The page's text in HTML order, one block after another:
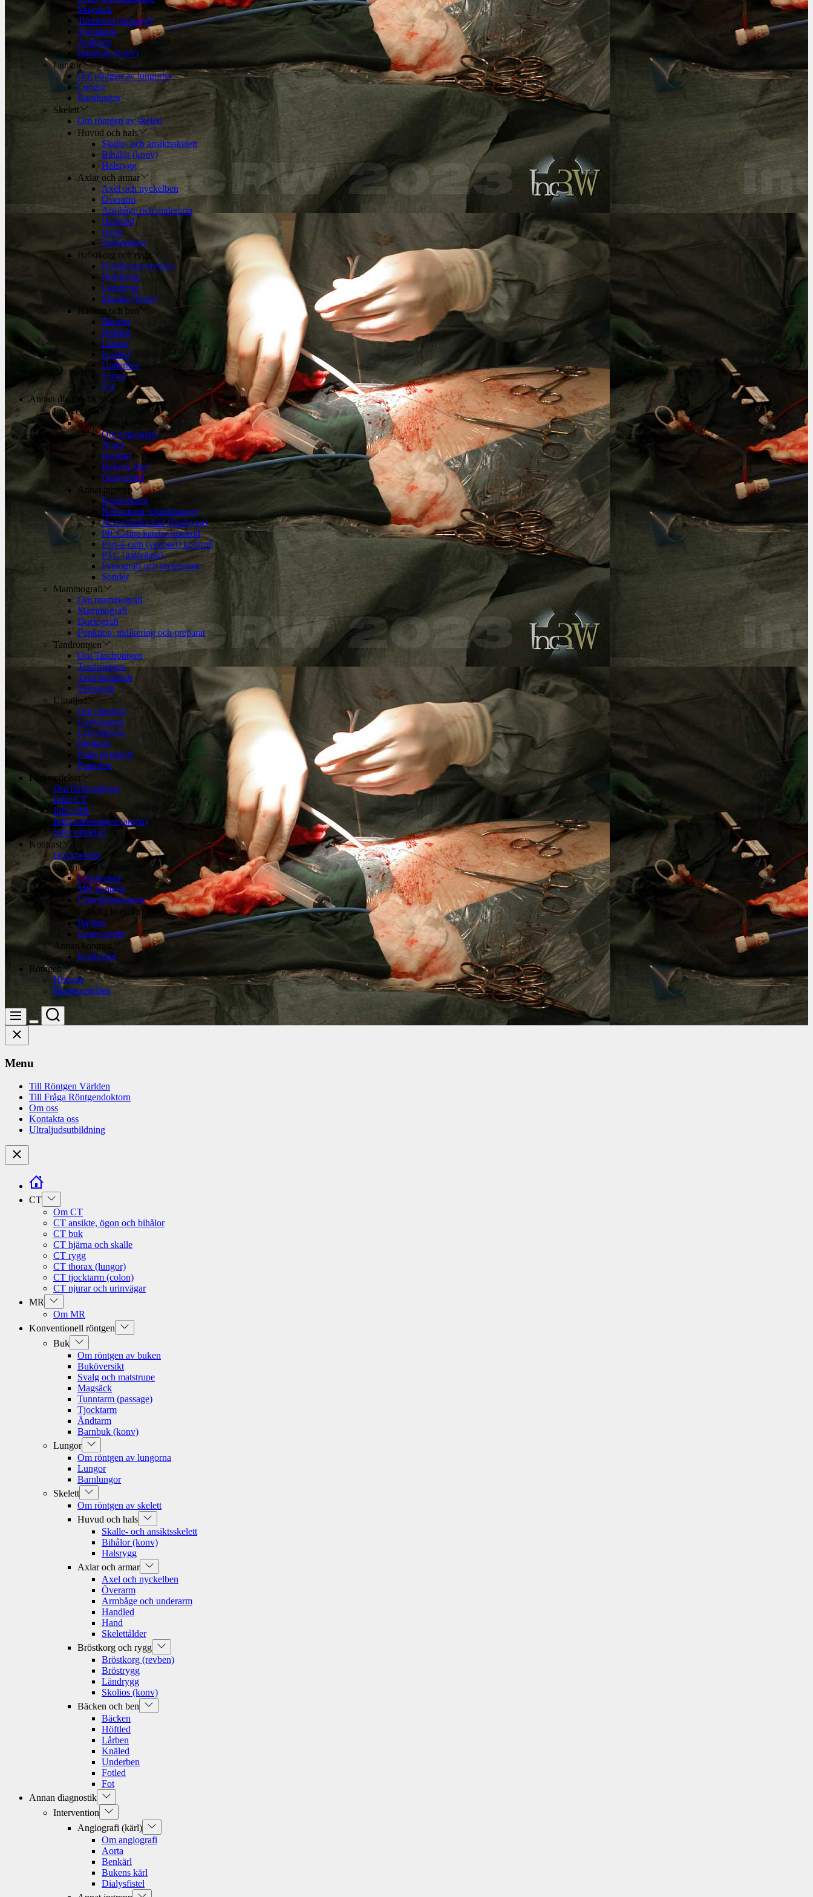
Magsäck
Tunntarm (passage)
Tjocktarm
Ändtarm
Barnbuk (konv)
Lungor
Om röntgen av lungorna
Lungor
Barnlungor
Skelett
Om röntgen av skelett
Huvud och hals
Skalle- och ansiktsskelett
Bihålor (konv)
Halsrygg
Axlar och armar
Axel och nyckelben
Överarm
Armbåge och underarm
Handled
Hand
Skelettålder
Bröstkorg och rygg
Bröstkorg (revben)
Bröstrygg
Ländrygg
Skolios (konv)
Bäcken och ben
Bäcken
Höftled
Lårben
Knäled
Underben
Fotled
Fot
Annan diagnostik
Intervention
Angiografi (kärl)
Om angiografi
Aorta
Benkärl
Bukens kärl
Dialysfistel
Annat ingrepp
Gastrostomi
Nefrostomi (njurdränage)
Nervrotsblockad (ländrygg)
PICC-line kateter kontroll
Port-á-cath (venport) kontroll
PTC (gallvägar)
Pyelografi och ureterstent
Sonder
Mammografi
Om mammografi
Mammografi
Ductografi
Punktion, indikering och preparat
Tandröntgen
Om Tandröntgen
Tandröntgen
Tandimplantat
Sialografi
Ultraljud
Om ultraljud
Gallvägarna
Urinvägarna
Blodkärl
Pung (testikel)
Punktion
Förberedelser
Om förberedelser
Inför CT
Inför MR
Inför kärlröntgen (angio)
Inför ultraljud
Kontrast
Om kontrast
Vattenlöslig kontrast
Jodkontrast
MR kontrast
Ultraljudskontrast
Ej vattenlöslig kontrast
Barium
Gastrografin
Annan kontrast
Koldioxid
Röntgen
Historia
Röntgenstrålen
Menu
Switch
Search
Close
Menu
Till Röntgen Världen
Till Fråga Röntgendoktorn
Om oss
Kontakta oss
Ultraljudsutbildning
Close
CT Show
sub
menu
Om CT
CT ansikte, ögon och bihålor
CT buk
CT hjärna och skalle
CT rygg
CT thorax (lungor)
CT tjocktarm (colon)
CT njurar och urinvägar
MR Show
sub
menu
Om MR
Konventionell röntgen Show
sub
Buk Show
sub
menu
Om röntgen av buken
Buköversikt
Svalg och matstrupe
Magsäck
Tunntarm (passage)
Tjocktarm
Ändtarm
Barnbuk (konv)
Lungor Show
sub
menu
Om röntgen av lungorna
Lungor
Barnlungor
Skelett Show
sub
menu
Om röntgen av skelett
Huvud och hals Show
sub
menu
Skalle- och ansiktsskelett
Bihålor (konv)
Halsrygg
Axlar och armar Show
sub
menu
Axel och nyckelben
Överarm
Armbåge och underarm
Handled
Hand
Skelettålder
Bröstkorg och rygg Show
sub
menu
Bröstkorg (revben)
Bröstrygg
Ländrygg
Skolios (konv)
Bäcken och ben Show
sub
Bäcken
Höftled
Lårben
Knäled
Underben
Fotled
Fot
Annan diagnostik Show
sub
menu
Intervention Show
sub
menu
Angiografi (kärl) Show
sub
menu
Om angiografi
Aorta
Benkärl
Bukens kärl
Dialysfistel
Show